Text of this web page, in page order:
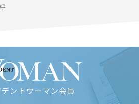
ントウーマン会員